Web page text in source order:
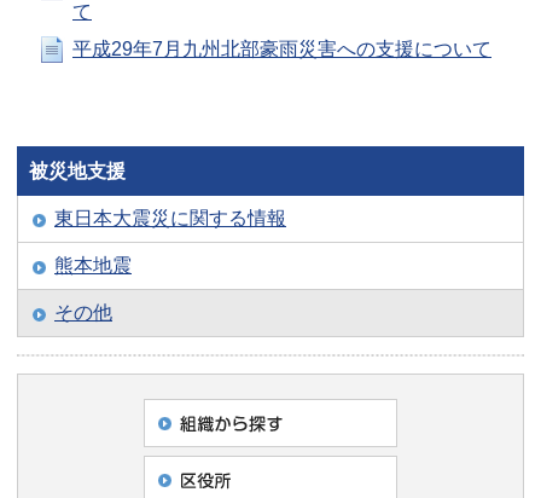
て
平成29年7月九州北部豪雨災害への支援について
被災地支援
東日本大震災に関する情報
熊本地震
その他